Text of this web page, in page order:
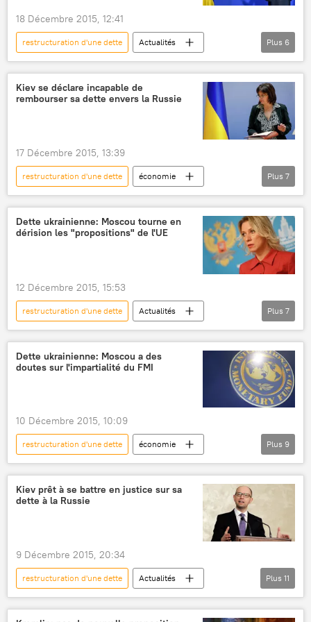
bulle
krach financier
dette souveraine
18 Décembre 2015, 12:41
restructuration d'une dette
Actualités
International
Russie
Ukraine
Arseni Iatseniouk
Fonds monétaire international (FMI)
Plus 6
Kiev se déclare incapable de
rembourser sa dette envers la Russie
17 Décembre 2015, 13:39
restructuration d'une dette
économie
Actualités
Russie
Ukraine
Kiev
Fonds monétaire international (FMI)
ministère ukrainien des Finances
Plus 7
Dette ukrainienne: Moscou tourne en
dérision les "propositions" de l'UE
12 Décembre 2015, 15:53
restructuration d'une dette
Actualités
International
Russie
Ukraine
Maria Zakharova
Union européenne (UE)
ministère russe des Affaires étrangères
Plus 7
Dette ukrainienne: Moscou a des
doutes sur l'impartialité du FMI
10 Décembre 2015, 10:09
restructuration d'une dette
économie
Actualités
International
Russie
Ukraine
Vladimir Poutine
Anton Silouanov
dette
Plus 9
Kiev prêt à se battre en justice sur sa
dette à la Russie
9 Décembre 2015, 20:34
restructuration d'une dette
Actualités
International
Russie
États-Unis
Ukraine
Kiev
Moscou
Plus 11